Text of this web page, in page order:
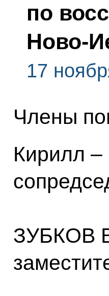
по
Ново-
17
Члены
Кирилл –
ЗУБКОВ